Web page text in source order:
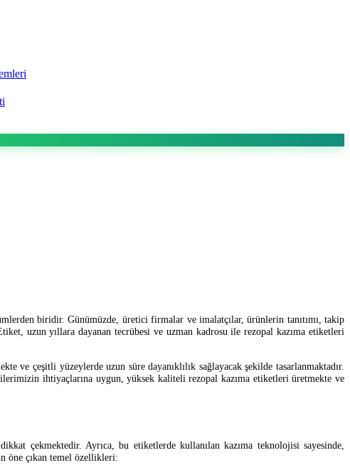
biridir. Günümüzde, üretici firmalar ve imalatçılar, ürünlerin tanıtımı, takip
uzun yıllara dayanan tecrübesi ve uzman kadrosu ile rezopal kazıma etiketleri
ve çeşitli yüzeylerde uzun süre dayanıklılık sağlayacak şekilde tasarlanmaktadır.
ihtiyaçlarına uygun, yüksek kaliteli rezopal kazıma etiketleri üretmekte ve
çekmektedir. Ayrıca, bu etiketlerde kullanılan kazıma teknolojisi sayesinde,
öne çıkan temel özellikleri: